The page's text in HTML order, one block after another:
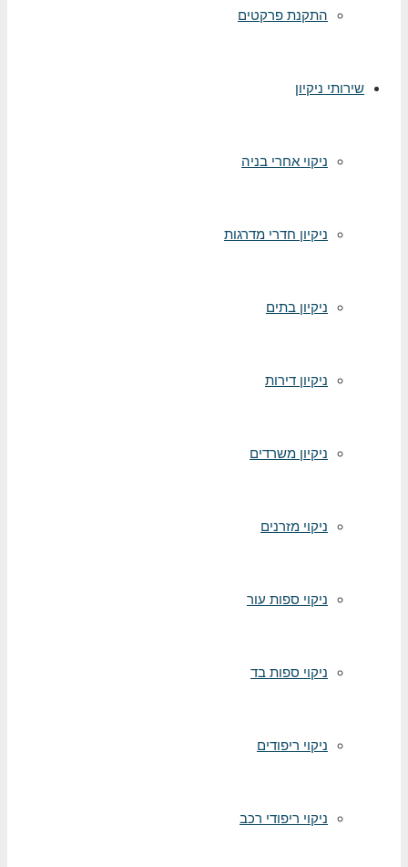
התקנת פרקטים
ניקיון
ניקוי אחרי בניה
ניקיון חדרי מדרגות
ניקיון בתים
ניקיון דירות
ניקיון משרדים
ניקוי מזרנים
ניקוי ספות עור
ניקוי ספות בד
ניקוי ריפודים
ניקוי ריפודי רכב